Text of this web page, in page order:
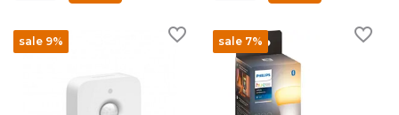
sale 9% sale 7%